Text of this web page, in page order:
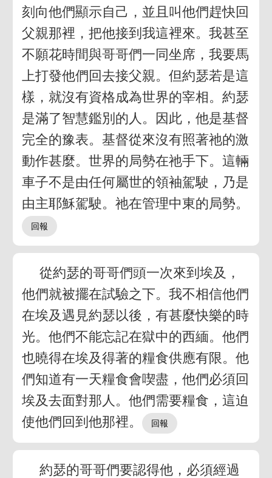
刻向他們顯示自己，並且叫他們趕快回
父親那裡，把他接到我這裡來。我甚至
不願花時間與哥哥們一同坐席，我要馬
上打發他們回去接父親。但約瑟若是這
樣，就沒有資格成為世界的宰相。約瑟
是滿了智慧鑑別的人。因此，他是基督
完全的豫表。基督從來沒有照著祂的激
動作甚麼。世界的局勢在祂手下。這輛
車子不是由任何屬世的領袖駕駛，乃是
由主耶穌駕駛。祂在管理中東的局勢。
從約瑟的哥哥們頭一次來到埃及，
他們就被擺在試驗之下。我不相信他們
在埃及遇見約瑟以後，有甚麼快樂的時
光。他們不能忘記在獄中的西緬。他們
也曉得在埃及得著的糧食供應有限。他
們知道有一天糧食會喫盡，他們必須回
埃及去面對那人。他們需要糧食，這迫
使他們回到他那裡。
約瑟的哥哥們要認得他，必須經過